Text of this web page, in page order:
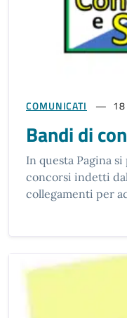
COMUNICATI
Bandi di
In questa Pagina
concorsi indetti
collegamenti per